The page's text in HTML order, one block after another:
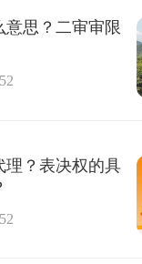
思？二审审限
理？表决权的具